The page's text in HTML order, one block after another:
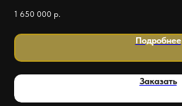
1 650 000 р.
Подробнее
Заказать